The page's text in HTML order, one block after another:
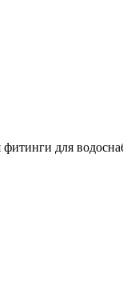
фитинги для